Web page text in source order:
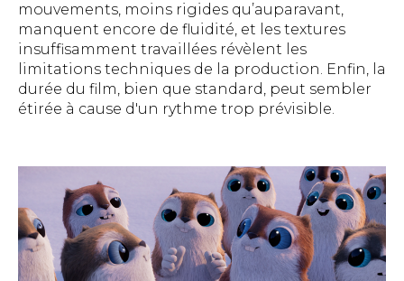
mouvements, moins rigides qu’auparavant,
manquent encore de fluidité, et les textures
insuffisamment travaillées révèlent les
limitations techniques de la production. Enfin, la
durée du film, bien que standard, peut sembler
étirée à cause d'un rythme trop prévisible.